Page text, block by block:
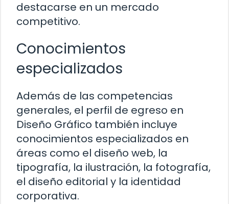
destacarse en un mercado
competitivo.
Conocimientos
especializados
Además de las competencias
generales, el perfil de egreso en
Diseño Gráfico también incluye
conocimientos especializados en
áreas como el diseño web, la
tipografía, la ilustración, la fotografía,
el diseño editorial y la identidad
corporativa.